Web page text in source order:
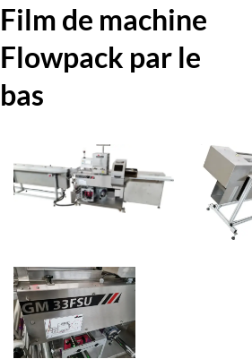
Film de machine
Flowpack par le
bas